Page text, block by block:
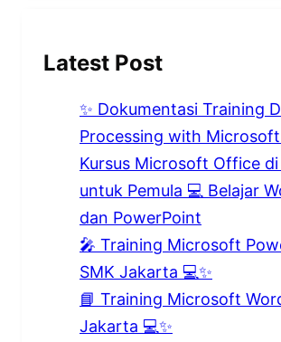
Latest Post
✨ Dokumentasi Training
Processing with Microsoft
Kursus Microsoft Office
untuk Pemula 💻 Belajar
dan PowerPoint
🎤 Training Microsoft
SMK Jakarta 💻✨
📘 Training Microsoft
Jakarta 💻✨